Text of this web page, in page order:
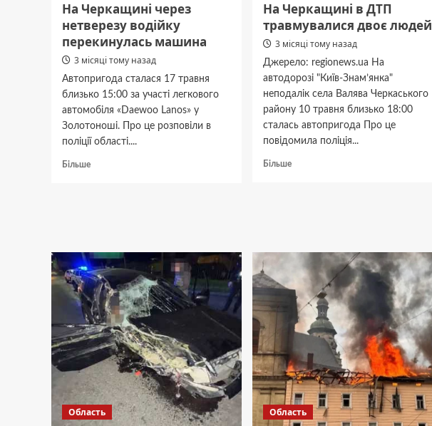
На Черкащині через
нетверезу водійку
перекинулась машина
3 місяці тому назад
Автопригода сталася 17 травня
близько 15:00 за участі легкового
автомобіля «Daewoo Lanos» у
Золотоноші. Про це розповіли в
поліції області....
БільшеДокладніше
перекинулась
машина
На Черкащині в ДТП
травмувалися двоє людей
3 місяці тому назад
Джерело: regionews.ua На
автодорозі "Київ-Знам’янка"
неподалік села Валява Черкаського
району 10 травня близько 18:00
сталась автопригода Про це
повідомила поліція...
БільшеДокладніше
людей
Область Область